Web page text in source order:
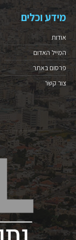
מידע וכלים
אודות
המייל האדום
פרסום באתר
צור קשר